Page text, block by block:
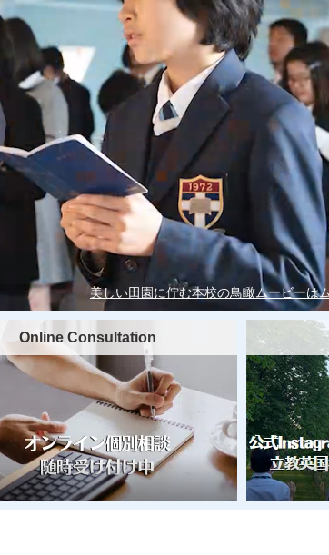
美しい田園に佇む本校の鳥瞰ムービーは
Online Consultation